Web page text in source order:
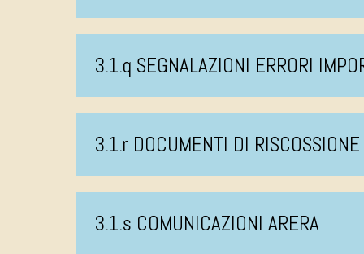
3.1.q SEGNALAZIONI ERRORI
3.1.r DOCUMENTI DI
3.1.s COMUNICAZIONI ARERA